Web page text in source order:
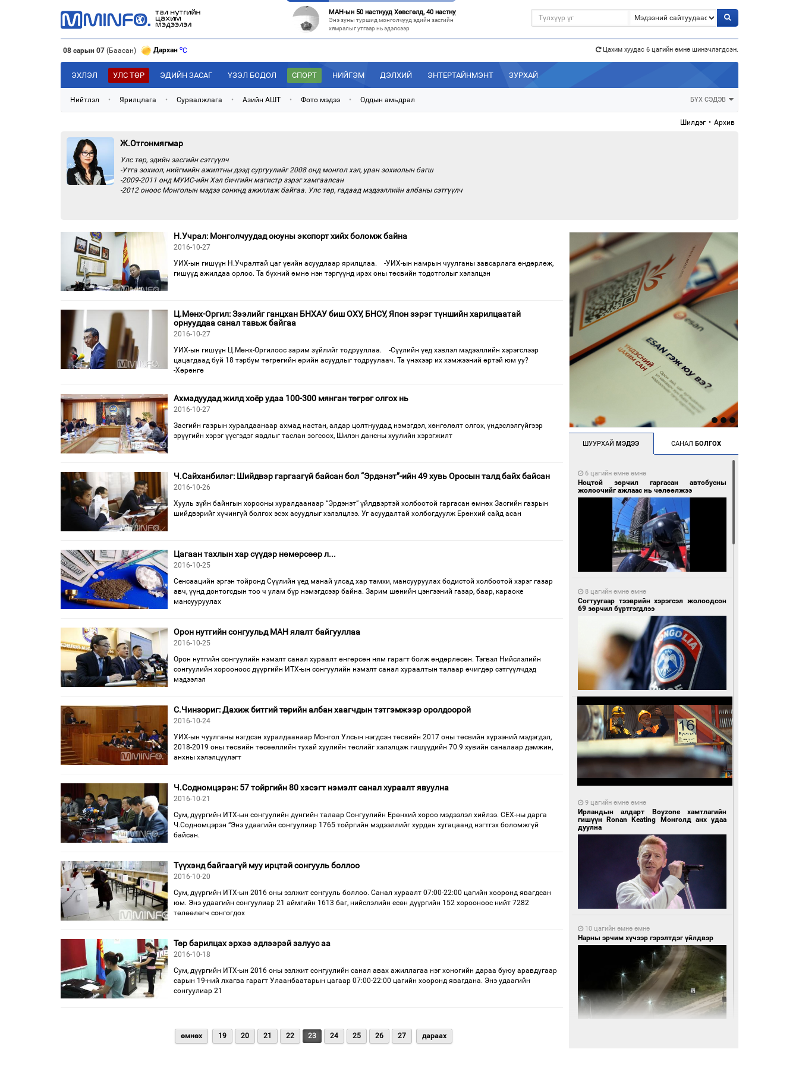
МАН-ын 50 настнууд Хөвсгөлд, 40 настнууд нь Хэнтийд “хуралджээ”
Энэ зуны туршид монголчууд эдийн засгийн
хямралыг утгаар нь эдэлсээр
“С.Зоригийн талбай” болгочих, Хотын дарга аа?
Төв шуудангийн урдах талбайд өнөөдрийг
хүртэл 27 жил байрласан С.Зориг
08 сарын 07 (Баасан) Дархан oC
Эрдэнэт C
Улаанбаатар C
Цахим хуудас 6 цагийн өмнө шинэчлэгдсэн.
ЭХЛЭЛ УЛС ТӨР ЭДИЙН ЗАСАГ ҮЗЭЛ БОДОЛ СПОРТ НИЙГЭМ ДЭЛХИЙ ЭНТЕРТАЙНМЭНТ ЗУРХАЙ
Нийтлэл • Ярилцлага • Сурвалжлага • Азийн АШТ • Фото мэдээ • Оддын амьдрал БҮХ СЭДЭВ
Шилдэг • Архив
Ж.Отгонмягмар
Улс төр, эдийн засгийн сэтгүүлч
-Утга зохиол, нийгмийн ажилтны дээд сургуулийг 2008 онд монгол хэл, уран зохиолын багш
-2009-2011 онд МУИС-ийн Хэл бичгийн магистр зэрэг хамгаалсан
-2012 оноос Монголын мэдээ сонинд ажиллаж байгаа. Улс төр, гадаад мэдээллийн албаны сэтгүүлч
Н.Учрал: Монголчуудад оюуны экспорт хийх боломж байна
2016-10-27
УИХ-ын гишүүн Н.Учралтай цаг үеийн асуудлаар ярилцлаа. -УИХ-ын намрын чуулганы завсарлага өндөрлөж,
ги­шүүд ажилдаа орлоо. Та бүх­ний өмнө нэн тэргүүнд ирэх оны төсвийн тодотголыг хэлэл­цэн
Ц.Мөнх-Оргил: Зээлийг ганцхан БНХАУ биш ОХУ, БНСУ, Япон зэрэг түншийн харилцаатай
орнууддаа санал тавьж байгаа
2016-10-27
УИХ-ын гишүүн Ц.Мөнх-Оргилоос зарим зүйлийг тодрууллаа. -Сүүлийн үед хэвлэл мэдээллийн хэрэгслээр
цацагдаад буй 18 тэрбум төгрөгийн өрийн асуудлыг тодруулаач. Та үнэхээр их хэмжээний өртэй юм уу?
-Хөрөнгө
Ахмадуудад жилд хоёр удаа 100-300 мянган төгрөг олгох нь
2016-10-27
Засгийн газрын хурал­даа­наар ахмад настан, алдар цолт­нуудад нэмэгдэл, хөнгө­лө­лт олгох, үндэс­лэл­гүй­гээр
эрүү­гийн хэрэг үүсгэдэг явдлыг тас­лан зогсоох, Шилэн дансны хуулийн хэрэгжилт
Ч.Сайханбилэг: Шийдвэр гаргаагүй байсан бол “Эрдэнэт”-ийн 49 хувь Оросын талд байх байсан
2016-10-26
Хууль зүйн байнгын хорооны хуралдаанаар “Эрдэнэт” үйлдвэртэй холбоотой гаргасан өмнөх Засгийн газрын
шийдвэрийг хүчингүй болгох эсэх асуудлыг хэлэлцлээ. Уг асуудалтай холбогдуулж Ерөнхий сайд асан
Цагаан тахлын хар сүүдэр нөмөрсөөр л...
2016-10-25
Сенсаацийн эргэн тойронд Сүүлийн үед манай улсад хар тамхи, мансууруулах бодистой холбоотой хэрэг газар
авч, үүнд донтогсдын тоо ч улам бүр нэмэгдсээр байна. Зарим шөнийн цэнгээний газар, баар, караоке
мансууруулах
Орон нутгийн сонгуульд МАН ялалт байгууллаа
2016-10-25
Орон нутгийн сонгуулийн нэмэлт санал хураалт өнгөрсөн ням гарагт болж өндөрлөсөн. Тэгвэл Нийслэлийн
сонгуулийн хорооноос дүүргийн ИТХ-ын сонгуулийн нэмэлт санал хураалтын талаар өчигдөр сэтгүүлчдэд
мэдээлэл
С.Чинзориг: Дахиж битгий төрийн албан хаагчдын тэтгэмжээр оролдоорой
2016-10-24
УИХ-ын чуулганы нэгдсэн хуралдаанаар Монгол Улсын нэгдсэн төсвийн 2017 оны төсвийн хүрээний мэдэгдэл,
2018-2019 оны төсвийн төсөөллийн тухай хуулийн төслийг хэлэлцэж гишүүдийн 70.9 хувийн саналаар дэмжин,
анхны хэлэлцүүлэгт
Ч.Содномцэрэн: 57 тойргийн 80 хэсэгт нэмэлт санал хураалт явуулна
2016-10-21
Сум, дүүргийн ИТХ-ын сонгуулийн дүнгийн талаар Сонгуулийн Ерөнхий хороо мэдээлэл хийлээ. СЕХ-ны дарга
Ч.Содномцэрэн “Энэ удаагийн сонгуулиар 1765 тойргийн мэдээллийг хурдан хугацаанд нэгтгэх боломжгүй
байсан.
Түүхэнд байгаагүй муу ирцтэй сонгууль боллоо
2016-10-20
Сум, дүүргийн ИТХ-ын 2016 оны ээлжит сонгууль боллоо. Санал хураалт 07:00-22:00 цагийн хооронд явагдсан
юм. Энэ удаагийн сонгуулиар 21 аймгийн 1613 баг, нийслэлийн есөн дүүргийн 152 хорооноос нийт 7282
төлөөлөгч сонгогдох
Төр барилцах эрхээ эдлээрэй залуус аа
2016-10-18
Сум, дүүргийн ИТХ-ын 2016 оны ээлжит сонгуулийн санал авах ажиллагаа нэг хоногийн дараа буюу аравдугаар
сарын 19-ний лхагва гарагт Улаанбаатарын цагаар 07:00-22:00 цагийн хооронд явагдана. Энэ удаагийн
сонгуулиар 21
өмнөх 19 20 21 22 23 24 25 26 27 дараах
ШУУРХАЙМЭДЭЭ САНАЛБОЛГОХ
6 цагийн өмнө өмнө
Ноцтой зөрчил гаргасан автобусны
жолоочийг ажлаас нь чөлөөлжээ
8 цагийн өмнө өмнө
Согтуугаар тээврийн хэрэгсэл жолоодсон
69 зөрчил бүртгэгдлээ
9 цагийн өмнө өмнө
Ирландын алдарт Boyzone хамтлагийн
гишүүн Ronan Keating Монголд анх удаа
дуулна
10 цагийн өмнө өмнө
Нарны эрчим хүчээр гэрэлтдэг үйлдвэр